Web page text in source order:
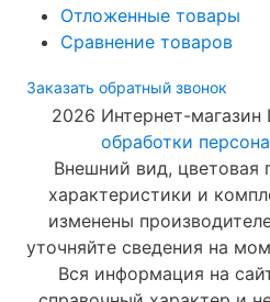
Отложенные товары
Сравнение товаров
Заказать обратный звонок
2026 Интернет-магазин
обработки
Внешний вид, цветовая
характеристики и
изменены
уточняйте сведения на
Вся информация на